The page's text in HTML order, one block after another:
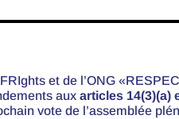
et de l’ONG «
aux articles 14(3)(a)
vote de l’assemblée